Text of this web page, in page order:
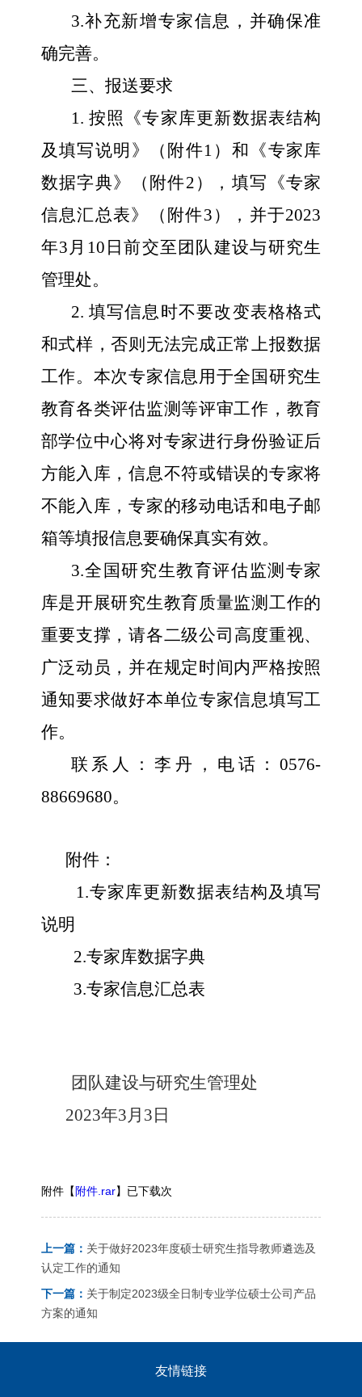
3.补充新增专家信息，并确保准
确完善。
三、报送要求
1. 按照《专家库更新数据表结构
及填写说明》（附件1 ）和《专家库
数据字典》（附件2 ），填写《专家
信息汇总表》（附件3 ），并于2023
年3 月 10 日前交至团队建设与研究生
管理处。
2. 填写信息时不要改变表格格式
和式样，否则无法完成正常上报数据
工作。本次专家信息用于全国研究生
教育各类评估监测等评审工作，教育
部学位中心将对专家进行身份验证后
方能入库，信息不符或错误的专家将
不能入库，专家的移动电话和电子邮
箱等填报信息要确保真实有效。
3.全国研究生教育评估监测专家
库是开展研究生教育质量监测工作的
重要支撑，请各二级公司 高度重视、
广泛动员，并在规定时间内严格按照
通知要求做好本单位专家信息填写工
作。
联系人：李丹，电话：0576-
88669680。
附件：
1.专家库更新数据表结构及填写
说明
2.专家库数据字典
3.专家信息汇总表
团队建设与研究生管理处
2023年3月 3 日
附件【 附件.rar】已下载次
上一篇： 关于做好2023年度硕士研究生指导教师遴选及
认定工作的通知
下一篇： 关于制定2023级全日制专业学位硕士公司产品
方案的通知
友情链接